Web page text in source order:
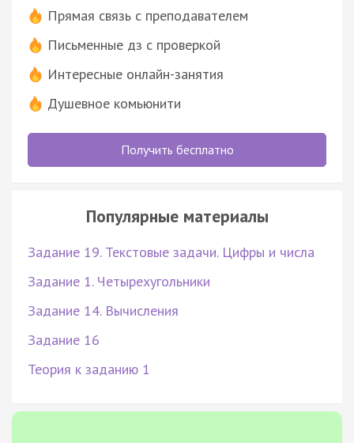
Прямая связь с преподавателем
Письменные дз с проверкой
Интересные онлайн-занятия
Душевное комьюнити
Получить бесплатно
Популярные материалы
Задание 19. Текстовые задачи. Цифры и числа
Задание 1. Четырехугольники
Задание 14. Вычисления
Задание 16
Теория к заданию 1